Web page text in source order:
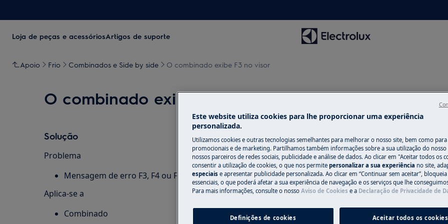
Loja de peças e acessóriosArtigos de suporte
Apoio Frio Combinados e Side by side O combinado exibe F3 no visor
O combinado exibe F3 no visor
Solução
Problema
Mensagem de erro F3, F4 ou F5 no visor do meu combinado
Aplica-se a
Combinado
Peças e
Encontre as
seu
os diretamente
Para a loja
Este website utiliza cookies para lhe proporcionar uma experiência
personalizada.
Utilizamos cookies e outras tecnologias semelhantes para melhorar o nosso site, bem como
promocionais e de marketing. Partilhamos também informações sobre a sua utilização do nosso
nossos parceiros de redes sociais, publicidade e análise de dados. Ao clicar em "Aceitar todos os
consentir a utilização de cookies, o que nos permite personalizar a sua experiência no site,
especiais e apresentar publicidade personalizada. Ao clicar em “Continuar sem aceitar”,
essenciais, o que poderá afetar a sua experiência de navegação e os serviços que lhe
Para mais informações, consulte o nosso Aviso de Cookies e a Declaração de Privacidade de
Definições de cookies Aceitar todos os cookies